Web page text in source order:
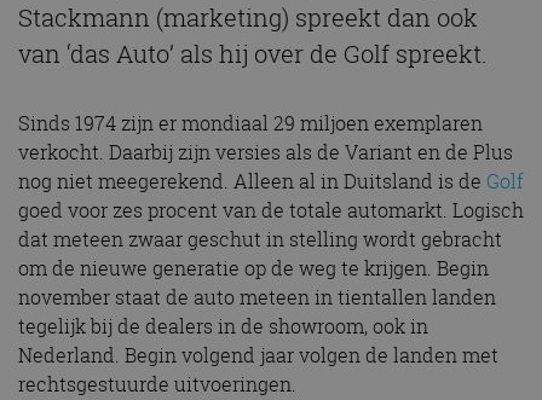
Stackmann (marketing) spreekt dan ook
van ‘das Auto’ als hij over de Golf spreekt.
Sinds 1974 zijn er mondiaal 29 miljoen exemplaren
verkocht. Daarbij zijn versies als de Variant en de Plus
nog niet meegerekend. Alleen al in Duitsland is de Golf
goed voor zes procent van de totale automarkt. Logisch
dat meteen zwaar geschut in stelling wordt gebracht
om de nieuwe generatie op de weg te krijgen. Begin
november staat de auto meteen in tientallen landen
tegelijk bij de dealers in de showroom, ook in
Nederland. Begin volgend jaar volgen de landen met
rechtsgestuurde uitvoeringen.